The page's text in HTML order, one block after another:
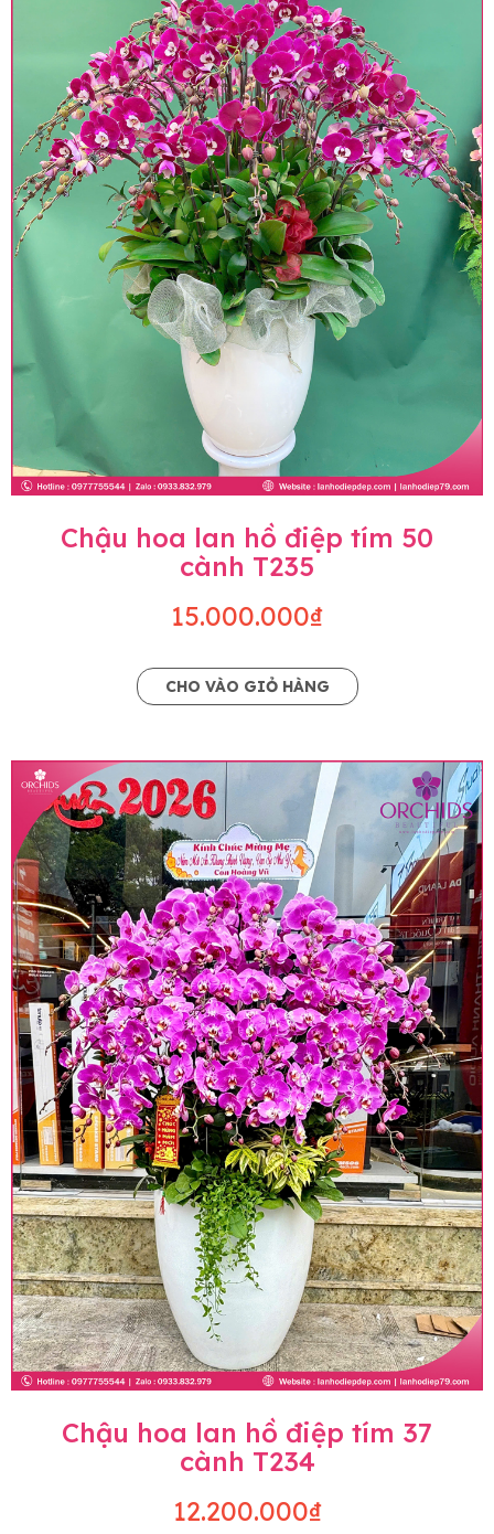
Chậu hoa lan hồ điệp tím 50
cành T235
15.000.000₫
CHO VÀO GIỎ HÀNG
Chậu hoa lan hồ điệp tím 37
cành T234
12.200.000₫